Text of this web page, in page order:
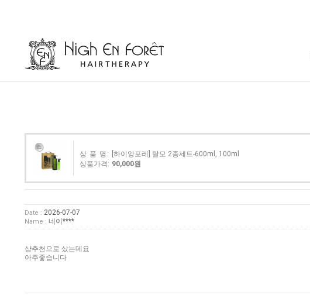
상 품 명:
[하이앙포레] 탈모 2종세트-600ml, 100ml
상품가격: 90,000원
Date : 2026-07-07
Name : 네이****
샵추천으로 샀는데요
아주좋습니다